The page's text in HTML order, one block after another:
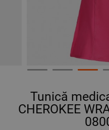
Tunică
CHEROKEE